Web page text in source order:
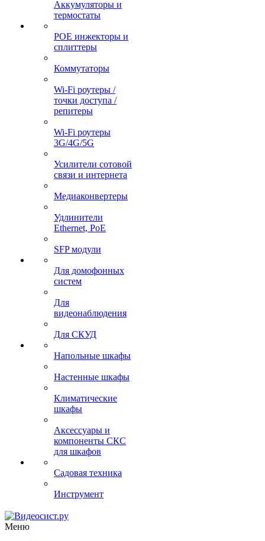
Аккумуляторы и
термостаты
POE инжекторы и
сплиттеры
Коммутаторы
Wi-Fi роутеры /
точки доступа /
репитеры
Wi-Fi роутеры
3G/4G/5G
Усилители сотовой
связи и интернета
Медиаконвертеры
Удлинители
Ethernet, PoE
SFP модули
Для домофонных
систем
Для
видеонаблюдения
Для СКУД
Напольные шкафы
Настенные шкафы
Климатические
шкафы
Аксессуары и
компоненты СКС
для шкафов
Садовая техника
Инструмент
Меню